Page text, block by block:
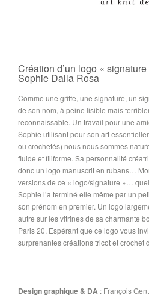
Création d’un logo «
Sophie Dalla Rosa
Comme une griffe, une signature, un
de son nom, à peine lisible mais
reconnaissable. Un travail pour une
Sophie utilisant pour son art
ou crochetés) nous nous sommes
fluide et filiforme. Sa personnalité
donc un logo manuscrit en rubans…
versions de ce « logo/signature »…
Sophie l’a terminé elle même par un
son prénom en premier. Un logo
autre sur les vitrines de sa charmante
Paris 20. Espérant que ce logo vous
surprenantes créations tricot et crochet
Design graphique & DA : François